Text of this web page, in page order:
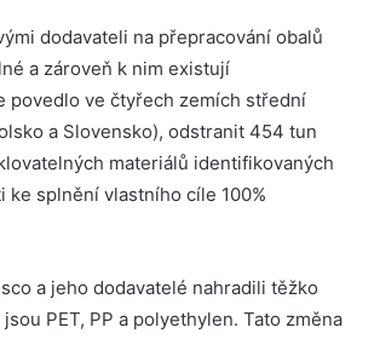
dodavateli na přepracování obalů
a zároveň k nim existují
povedlo ve čtyřech zemích střední
a Slovensko), odstranit 454 tun
materiálů identifikovaných
splnění vlastního cíle 100%
a jeho dodavatelé nahradili těžko
PET, PP a polyethylen. Tato změna